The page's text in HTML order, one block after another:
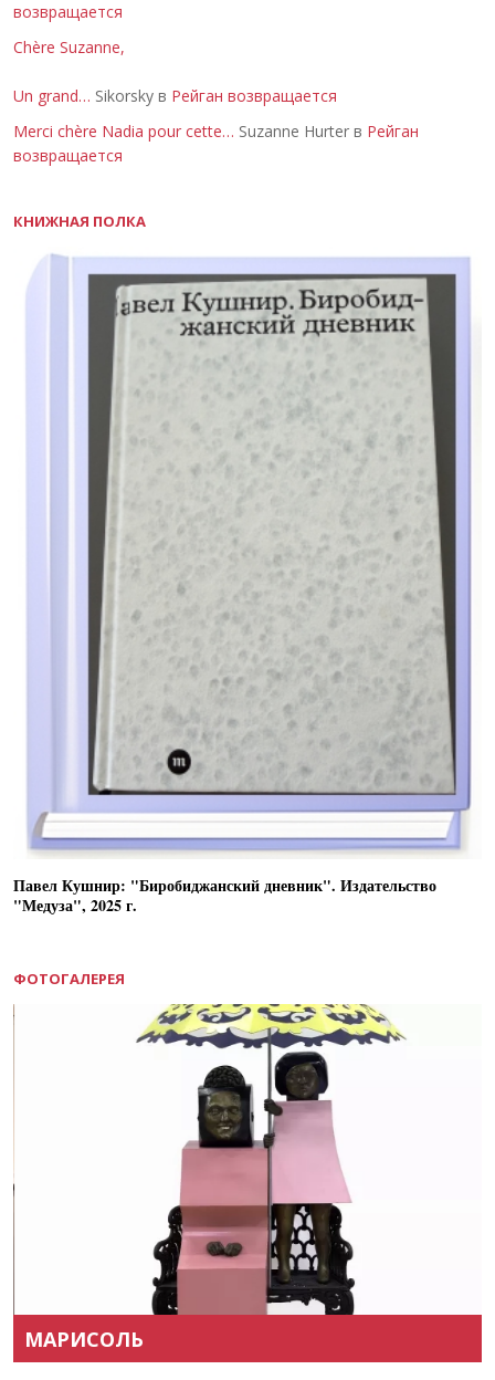
возвращается
Chère Suzanne,
Un grand… Sikorsky в Рейган возвращается
Merci chère Nadia pour cette… Suzanne Hurter в Рейган
возвращается
КНИЖНАЯ ПОЛКА
Павел Кушнир: "Биробиджанский дневник". Издательство
"Медуза", 2025 г.
ФОТОГАЛЕРЕЯ
МАРИСОЛЬ